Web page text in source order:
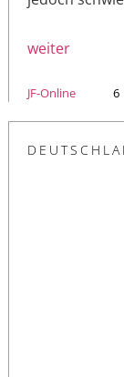
weiter
JF-Online 6